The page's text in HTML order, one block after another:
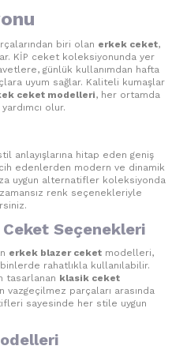
biri olan erkek ceket,
KİP ceket koleksiyonunda yer
günlük kullanımdan hafta
uyum sağlar. Kaliteli kumaşlar
ceket modelleri, her ortamda
olur.
anlayışlarına hitap eden geniş
edenlerden modern ve dinamik
uygun alternatifler koleksiyonda
renk seçenekleriyle
Seçenekleri
erkek blazer ceket modelleri,
rahatlıkla kullanılabilir.
tasarlanan klasik ceket
parçaları arasında
sayesinde her stile uygun